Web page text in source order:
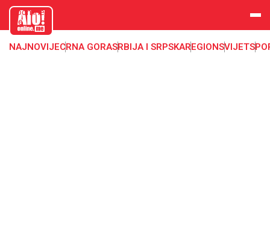
aloonline.
me
NAJNOVIJECRNA GORASRBIJA I SRPSKAREGIONSVIJET